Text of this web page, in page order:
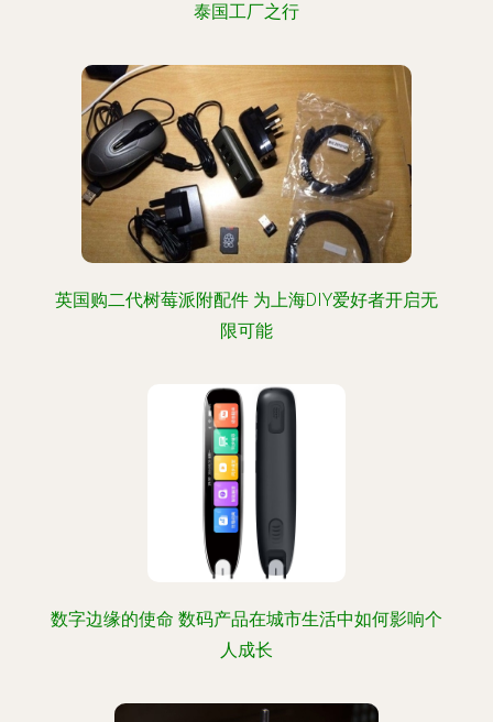
泰国工厂之行
英国购二代树莓派附配件 为上海DIY爱好者开启无
限可能
数字边缘的使命 数码产品在城市生活中如何影响个
人成长